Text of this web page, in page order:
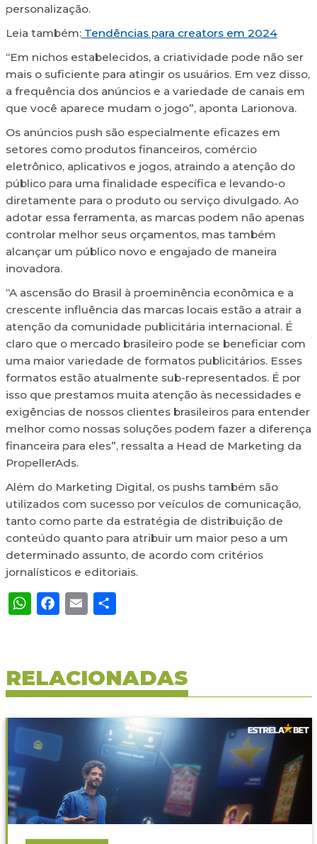
personalização.
Leia também:Tendências para creators em 2024
“Em nichos estabelecidos, a criatividade pode não ser
mais o suficiente para atingir os usuários. Em vez disso,
a frequência dos anúncios e a variedade de canais em
que você aparece mudam o jogo”, aponta Larionova.
Os anúncios push são especialmente eficazes em
setores como produtos financeiros, comércio
eletrônico, aplicativos e jogos, atraindo a atenção do
público para uma finalidade específica e levando-o
diretamente para o produto ou serviço divulgado. Ao
adotar essa ferramenta, as marcas podem não apenas
controlar melhor seus orçamentos, mas também
alcançar um público novo e engajado de maneira
inovadora.
“A ascensão do Brasil à proeminência econômica e a
crescente influência das marcas locais estão a atrair a
atenção da comunidade publicitária internacional. É
claro que o mercado brasileiro pode se beneficiar com
uma maior variedade de formatos publicitários. Esses
formatos estão atualmente sub-representados. É por
isso que prestamos muita atenção às necessidades e
exigências de nossos clientes brasileiros para entender
melhor como nossas soluções podem fazer a diferença
financeira para eles”, ressalta a Head de Marketing da
PropellerAds.
Além do Marketing Digital, os pushs também são
utilizados com sucesso por veículos de comunicação,
tanto como parte da estratégia de distribuição de
conteúdo quanto para atribuir um maior peso a um
determinado assunto, de acordo com critérios
jornalísticos e editoriais.
WhatsApp
Facebook
EmailShare
RELACIONADAS